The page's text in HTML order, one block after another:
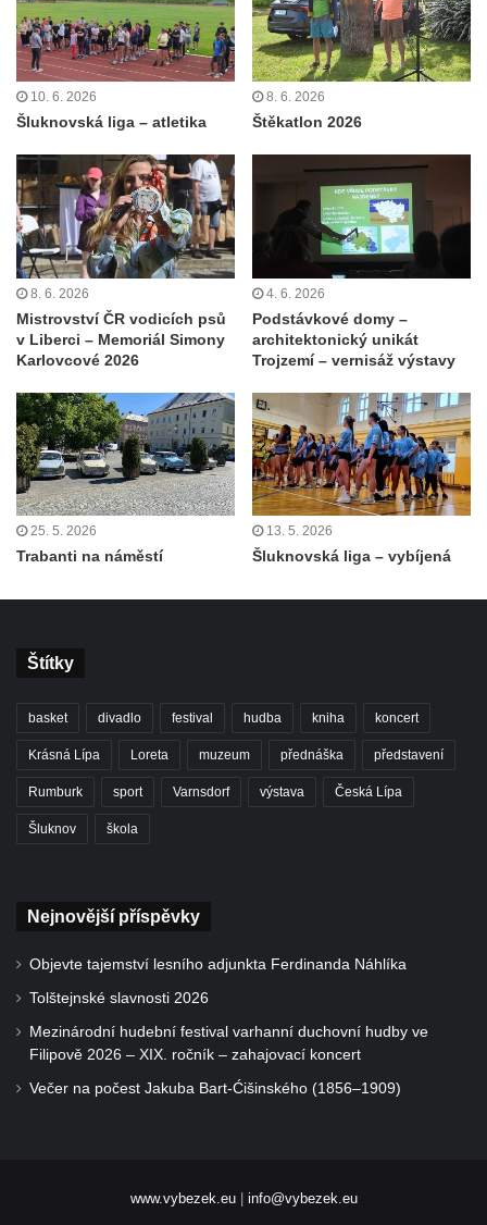
10. 6. 2026
Šluknovská liga – atletika
8. 6. 2026
Štěkatlon 2026
8. 6. 2026
Mistrovství ČR vodicích psů
v Liberci – Memoriál Simony
Karlovcové 2026
4. 6. 2026
Podstávkové domy –
architektonický unikát
Trojzemí – vernisáž výstavy
25. 5. 2026
Trabanti na náměstí
13. 5. 2026
Šluknovská liga – vybíjená
Štítky
basket divadlo festival hudba kniha koncert
Krásná Lípa Loreta muzeum přednáška představení
Rumburk sport Varnsdorf výstava Česká Lípa
Šluknov škola
Nejnovější příspěvky
Objevte tajemství lesního adjunkta Ferdinanda Náhlíka
Tolštejnské slavnosti 2026
Mezinárodní hudební festival varhanní duchovní hudby ve
Filipově 2026 – XIX. ročník – zahajovací koncert
Večer na počest Jakuba Bart-Ćišinského (1856–1909)
www.vybezek.eu| info@vybezek.eu